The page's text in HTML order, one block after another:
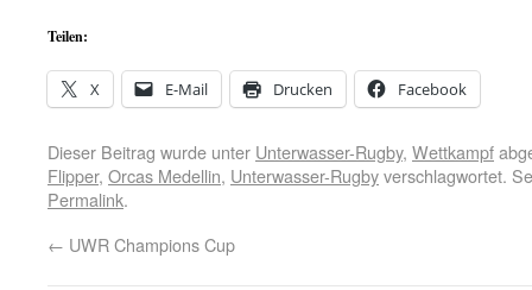
Teilen:
X E-Mail Drucken Facebook
Dieser Beitrag wurde unter Unterwasser-Rugby, Wettkampf
Flipper, Orcas Medellin, Unterwasser-Rugbyverschlagwortet.
Permalink.
← UWR Champions Cup